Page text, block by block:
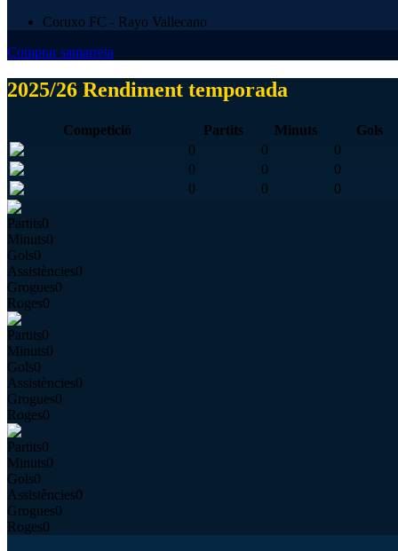
Coruxo FC - Rayo Vallecano
Comprar samarreta
2025/26 Rendiment temporada
Competició Partits Minuts Gols
0
0 0
0
0 0
0
0 0
Partits0
Minuts0
Gols0
Assistències0
Grogues0
Roges0
Partits0
Minuts0
Gols0
Assistències0
Grogues0
Roges0
Partits0
Minuts0
Gols0
Assistències0
Grogues0
Roges0